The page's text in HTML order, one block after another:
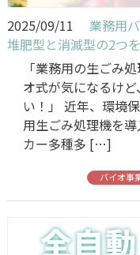
2025/09/11
業務用
堆肥型と消滅型の2つ
「業務用の生ごみ
オ式が気になるけ
い！」 近年、環境
用生ごみ処理機を
カー多種多 […]
バイオ事